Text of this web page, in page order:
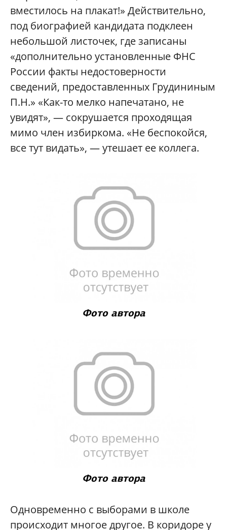
вместилось на плакат!» Действительно,
под биографией кандидата подклеен
небольшой листочек, где записаны
«дополнительно установленные ФНС
России факты недостоверности
сведений, предоставленных Грудининым
П.Н.» «Как-то мелко напечатано, не
увидят», — сокрушается проходящая
мимо член избиркома. «Не беспокойся,
все тут видать», — утешает ее коллега.
Фото автора
Фото автора
Одновременно с выборами в школе
происходит многое другое. В коридоре у